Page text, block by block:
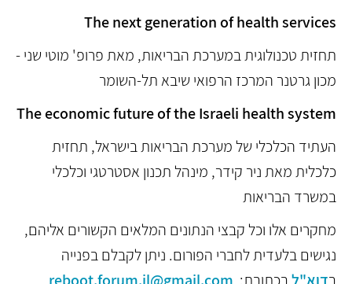
The next generation of health services
תחזית טכנולוגית במערכת הבריאות, מאת פרופ' מוטי שני -
מכון גרטנר המרכז הרפואי שיבא תל-השומר
The economic future of the Israeli health system
העתיד הכלכלי של מערכת הבריאות בישראל, תחזית
כלכלית מאת ניר קידר, מינהל תכנון אסטרטגי וכלכלי
במשרד הבריאות
מחקרים אלו וכל קבצי הנתונים המלאים הקשורים אליהם,
נגישים בלעדית לחברי הפורום. ניתן לקבלם בפנייה